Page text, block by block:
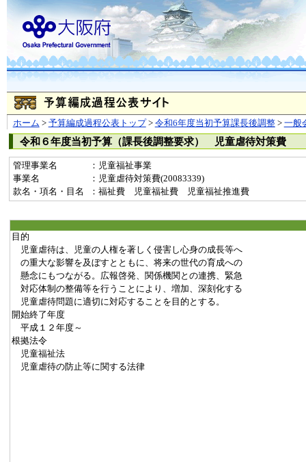
ホーム > 予算編成過程公表トップ> 令和6年度当初予算課長後調整> 一般
令和６年度当初予算（課長後調整要求） 児童虐待対策費
管理事業名
：児童福祉事業
事業名
：児童虐待対策費(20083339)
款名・項名・目名
：福祉費 児童福祉費 児童福祉推進費
目的
児童虐待は、児童の人権を著しく侵害し心身の成長等へ
の重大な影響を及ぼすとともに、将来の世代の育成への
懸念にもつながる。広報啓発、関係機関との連携、緊急
対応体制の整備等を行うことにより、増加、深刻化する
児童虐待問題に適切に対応することを目的とする。
開始終了年度
平成１２年度～
根拠法令
児童福祉法
児童虐待の防止等に関する法律